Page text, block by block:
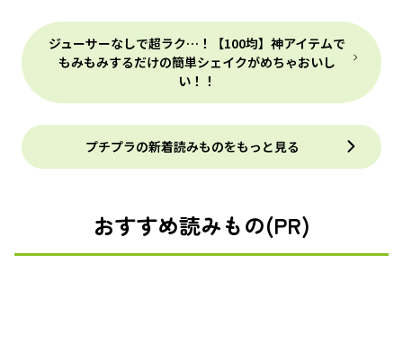
ジューサーなしで超ラク…！【100均】神アイテムで
もみもみするだけの簡単シェイクがめちゃおいし
い！！
プチプラの新着読みものをもっと見る
おすすめ読みもの(PR)